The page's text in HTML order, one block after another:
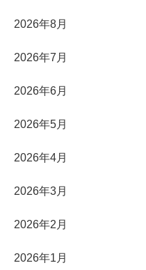
2026年8月
2026年7月
2026年6月
2026年5月
2026年4月
2026年3月
2026年2月
2026年1月